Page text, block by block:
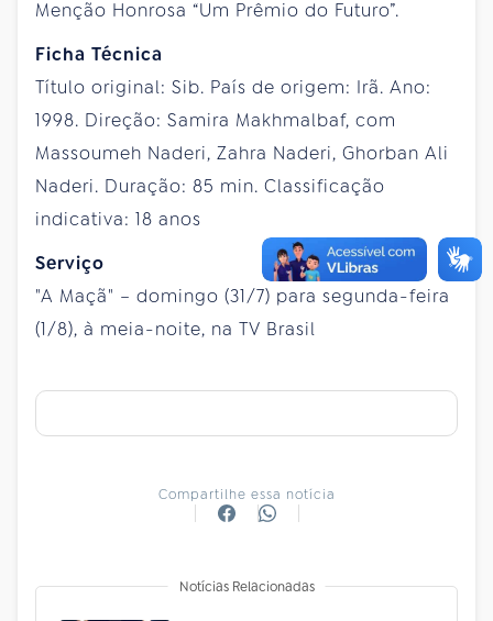
Menção Honrosa “Um Prêmio do Futuro”.
Ficha Técnica
Título original: Sib. País de origem: Irã. Ano:
1998. Direção: Samira Makhmalbaf, com
Massoumeh Naderi, Zahra Naderi, Ghorban Ali
Naderi. Duração: 85 min. Classificação
indicativa: 18 anos
Serviço
"A Maçã" – domingo (31/7) para segunda-feira
(1/8), à meia-noite, na TV Brasil
Compartilhe essa notícia
Notícias Relacionadas